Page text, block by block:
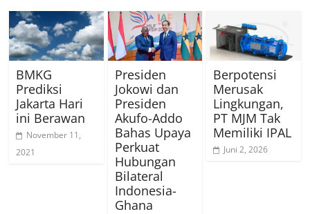
BMKG
Prediksi
Jakarta Hari
ini Berawan
November 11,
2021
Presiden
Jokowi dan
Presiden
Akufo-Addo
Bahas Upaya
Perkuat
Hubungan
Bilateral
Indonesia-
Ghana
Berpotensi
Merusak
Lingkungan,
PT MJM Tak
Memiliki IPAL
Juni 2, 2026